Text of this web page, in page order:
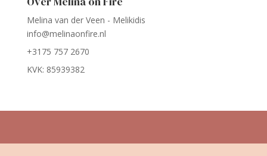
Melina van der Veen - Melikidis
info@melinaonfire.nl
+3175 757 2670
KVK: 85939382